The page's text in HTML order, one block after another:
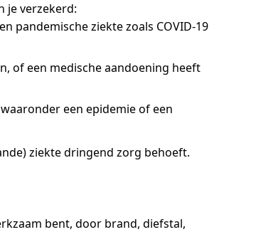
je verzekerd:
pandemische ziekte zoals COVID-19
of een medische aandoening heeft
een epidemie of een
ziekte dringend zorg behoeft.
bent, door brand, diefstal,